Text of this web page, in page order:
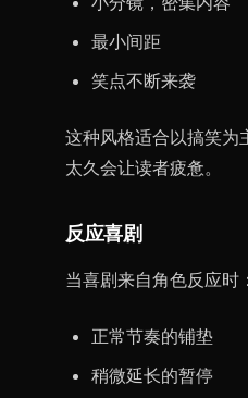
最小间距
笑点不断来袭
这种风格适合以搞笑为
太久会让读者疲惫。
反应喜剧
当喜剧来自角色反应时：
正常节奏的铺垫
稍微延长的暂停